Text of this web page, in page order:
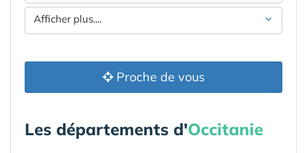
Afficher plus....
Proche de vous
Les départements d'Occitanie